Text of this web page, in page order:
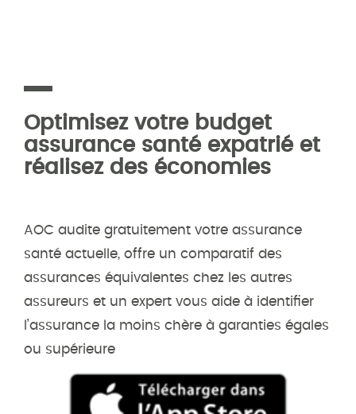
Optimisez votre budget
assurance santé expatrié et
réalisez des économies
AOC audite gratuitement votre assurance
santé actuelle, offre un comparatif des
assurances équivalentes chez les autres
assureurs et un expert vous aide à identifier
l’assurance la moins chère à garanties égales
ou supérieure